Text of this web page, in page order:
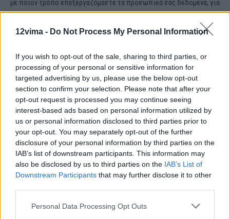
12vima - Do Not Process My Personal Information
If you wish to opt-out of the sale, sharing to third parties, or
processing of your personal or sensitive information for
targeted advertising by us, please use the below opt-out
section to confirm your selection. Please note that after your
opt-out request is processed you may continue seeing
interest-based ads based on personal information utilized by
us or personal information disclosed to third parties prior to
your opt-out. You may separately opt-out of the further
disclosure of your personal information by third parties on the
IAB’s list of downstream participants. This information may
also be disclosed by us to third parties on the IAB’s List of
Downstream Participants that may further disclose it to other
Personal Data Processing Opt Outs
με ποιον τρόπο επεξεργαζόμαστε τα προσωπικά σας δεδομένα, για
ποιον σκοπό χρησιμοποιούμε τα δεδομένα σας, ποια ακριβώς
δεδομένα τηρούμε για εσάς , για πόσο χρονικό διάστημα, αν γίνεται
Δικαίωμα διόρθωσης: Μπορείτε να μας ζητήσετε να διορθώσουμε
ανακριβή στοιχεία ή να συμπληρώσουμε ελλιπή στοιχεία σας.
Δικαίωμα διαγραφής: Μπορείτε να μας ζητήσετε τη διαγραφή των
δεδομένων σας εφόσον δεν υπάρχει λόγος που να δικαιολογεί την
μη εκπλήρωση εκ μέρους μας.
Δικαίωμα φορητότητας: Μπορείτε να μας ζητήσετε να λάβετε σε
αναγνώσιμη μορφή τα δεδομένα που μας έχετε δώσει ή να ζητήσετε
να τα διαβιβάσουμε σε άλλον υπεύθυνο επεξεργασίας.
Δικαίωμα περιορισμού: Μπορείτε να μας ζητήσετε να περιοριστεί
η επεξεργασία των προσωπικών σας δεδομένων για όσο χρόνο
εκκρεμούν τυχόν αντιρρήσεις για την επεξεργασία.
Δικαίωμα εναντίωσης: Μπορείτε να εναντιωθείτε οποιαδήποτε